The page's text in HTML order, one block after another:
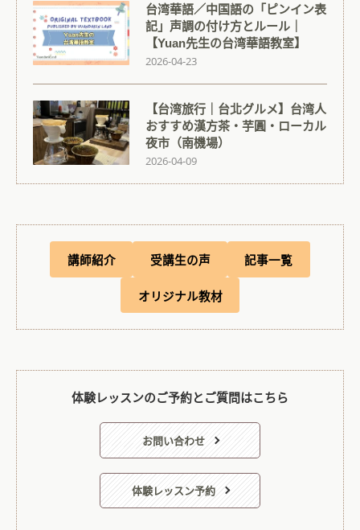
台湾華語／中国語の「ピンイン表
記」声調の付け方とルール｜
【Yuan先生の台湾華語教室】
2026-04-23
【台湾旅行｜台北グルメ】台湾人
おすすめ漢方茶・芋圓・ローカル
夜市（南機場）
2026-04-09
講師紹介 受講生の声 記事一覧
オリジナル教材
体験レッスンのご予約とご質問はこちら
お問い合わせ
体験レッスン予約